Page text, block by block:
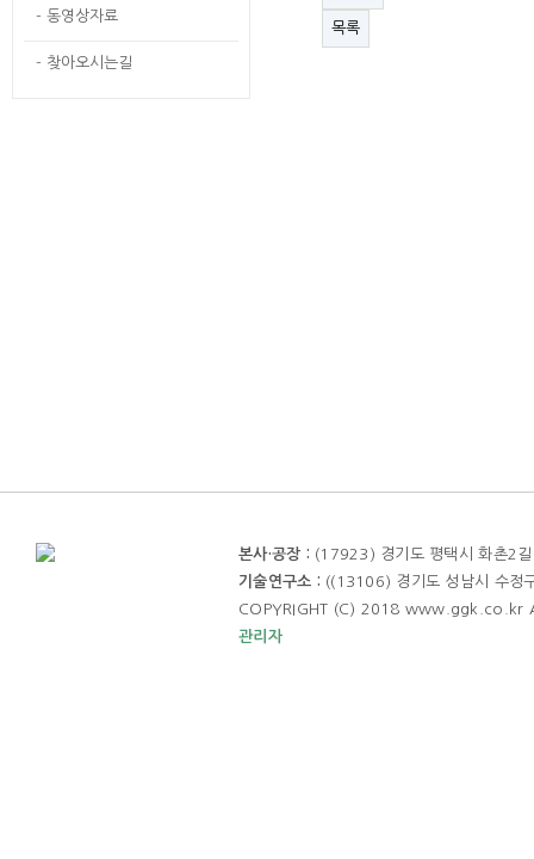
- 동영상자료
- 찾아오시는길
목록
본사·공장 : (17923) 경기도 평택시 화촌
기술연구소 : ((13106) 경기도 성남시 수
COPYRIGHT (C) 2018 www.ggk.co.kr
관리자